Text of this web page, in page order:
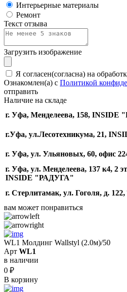
Интерьерные материалы
Ремонт
Текст отзыва
Загрузить изображение
Я согласен(согласна) на
Ознакомлен(а) с Политикой
отправить
Наличие на складе
г. Уфа, Менделеева, 158,
г.Уфа, ​ул.Лесотехникума, 21,
г. Уфа, ул. Ульяновых, 60, офис
г. Уфа, ул. Менделеева, 137 к4, ​2
INSIDE "РАДУГА"
г. Стерлитамак, ул. Гоголя, д.
вам может понравиться
WL1 Молдинг Wallstyl (2.0м)/50
Арт WL1
в наличии
0 ₽
В корзину